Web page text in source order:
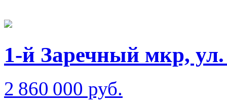
1-й Заречный мкр,
2 860 000 руб.